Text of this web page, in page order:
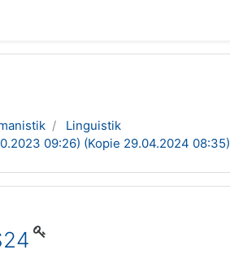
Linguistik
09:26) (Kopie 29.04.2024 08:35)